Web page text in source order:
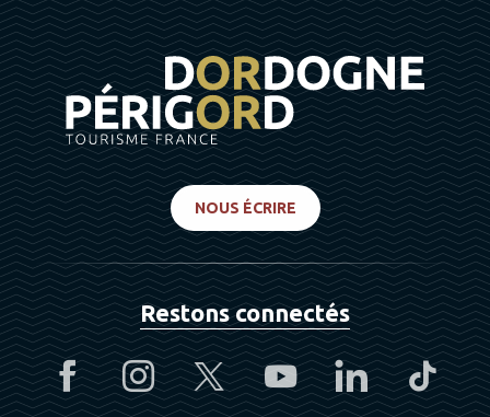
NOUS ÉCRIRE
Restons connectés